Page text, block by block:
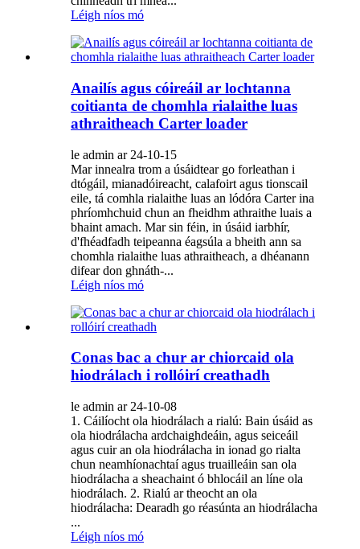
Léigh níos mó
Anailís agus cóireáil ar lochtanna
coitianta de chomhla rialaithe luas
athraitheach Carter loader
le admin ar 24-10-15
Mar innealra trom a úsáidtear go forleathan i
dtógáil, mianadóireacht, calafoirt agus tionscail
eile, tá comhla rialaithe luas an lódóra Carter ina
phríomhchuid chun an fheidhm athraithe luais a
bhaint amach. Mar sin féin, in úsáid iarbhír,
d'fhéadfadh teipeanna éagsúla a bheith ann sa
chomhla rialaithe luas athraitheach, a dhéanann
difear don ghnáth-...
Léigh níos mó
Conas bac a chur ar chiorcaid ola
hiodrálach i rollóirí creathadh
le admin ar 24-10-08
1. Cáilíocht ola hiodrálach a rialú: Bain úsáid as
ola hiodrálacha ardchaighdeáin, agus seiceáil
agus cuir an ola hiodrálacha in ionad go rialta
chun neamhíonachtaí agus truailleáin san ola
hiodrálacha a sheachaint ó bhlocáil an líne ola
hiodrálach. 2. Rialú ar theocht an ola
hiodrálacha: Dearadh go réasúnta an hiodrálacha
...
Léigh níos mó